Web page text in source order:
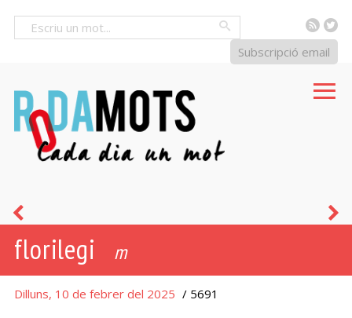
RSS
Subscripció email
florilegi m
Dilluns, 10 de febrer del 2025 / 5691
ual·la!